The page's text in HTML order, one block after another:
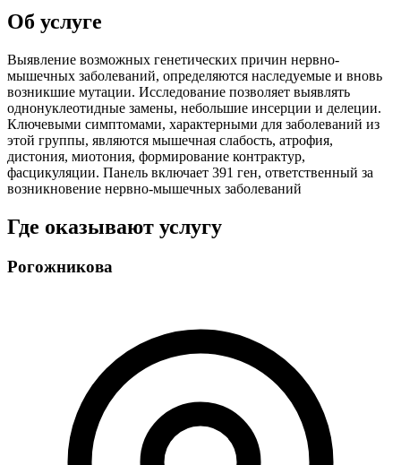
Об услуге
Выявление возможных генетических причин нервно-
мышечных заболеваний, определяются наследуемые и вновь
возникшие мутации. Исследование позволяет выявлять
однонуклеотидные замены, небольшие инсерции и делеции.
Ключевыми симптомами, характерными для заболеваний из
этой группы, являются мышечная слабость, атрофия,
дистония, миотония, формирование контрактур,
фасцикуляции. Панель включает 391 ген, ответственный за
возникновение нервно-мышечных заболеваний
Где оказывают услугу
Рогожникова